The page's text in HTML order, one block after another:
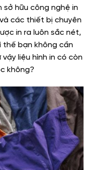
sở hữu công nghệ in
các thiết bị chuyên
in ra luôn sắc nét,
thế bạn không cần
liệu hình in có còn
không?